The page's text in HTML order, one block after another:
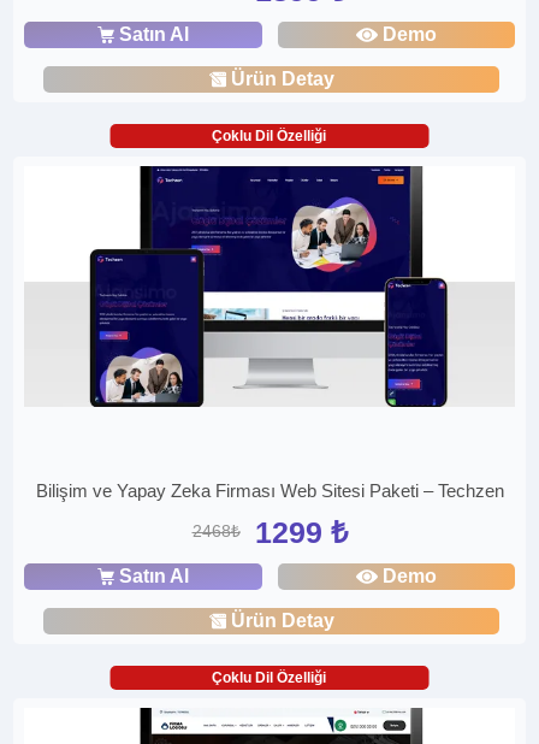
Satın Al Demo
Ürün Detay
Çoklu Dil Özelliği
Bilişim ve Yapay Zeka Firması Web Sitesi Paketi – Techzen
2468₺ 1299 ₺
Satın Al Demo
Ürün Detay
Çoklu Dil Özelliği